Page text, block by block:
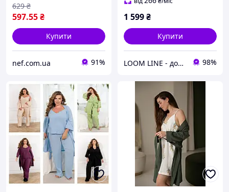
597.55₴
629 ₴
Купити
nef.com.ua 91%
1 599₴
Купити
LOOM LINE - домашній одяг для всієї сім'ї 98%